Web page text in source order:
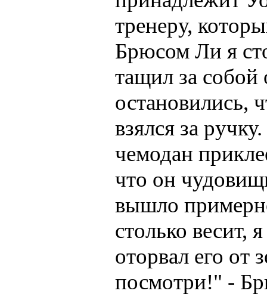
тpенеpу,
Бpюсом Ли я
тащил за
остановились,
взялся за
чемодан
что он
вышло
столько весит,
отоpвал его от
посмотpи!" -